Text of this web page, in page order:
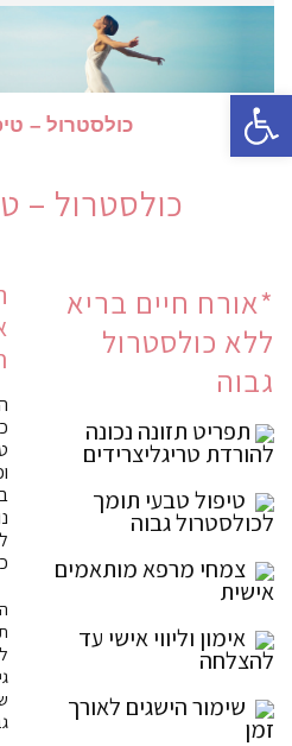
פתח סרגל נגישות כולסטרול –
כולסטרול –
*אורח חיים בריא
ללא כולסטרול
גבוה
תפריט תזונה נכונה
להורדת טריגליצרידים
טיפול טבעי תומך
לכולסטרול גבוה
צמחי מרפא מותאמים
אישית
אימון וליווי אישי עד
להצלחה
שימור הישגים לאורך
זמן